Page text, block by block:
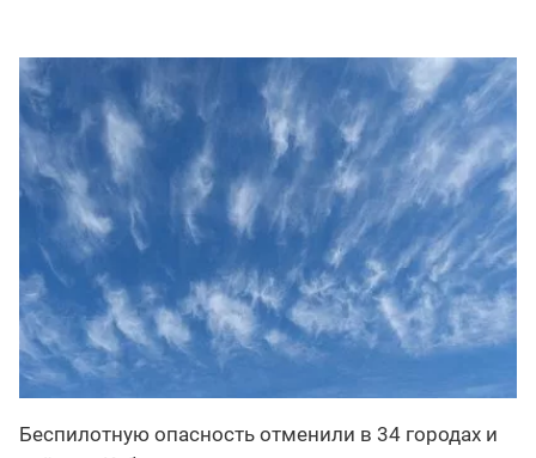
Беспилотную опасность отменили в 34 городах и